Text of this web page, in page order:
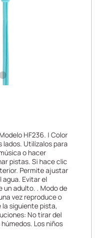
HF236. | Color
lados. Utilízalos para
o hacer
pistas. Si hace clic
Permite ajustar
agua. Evitar el
un adulto. . Modo de
vez reproduce o
la siguiente pista,
No tirar del
Los niños